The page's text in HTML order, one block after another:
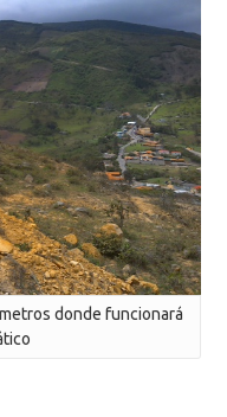
donde funcionará